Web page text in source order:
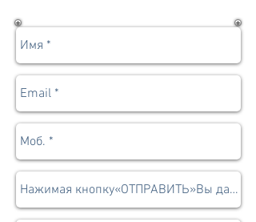
Записаться | Задать вопрос